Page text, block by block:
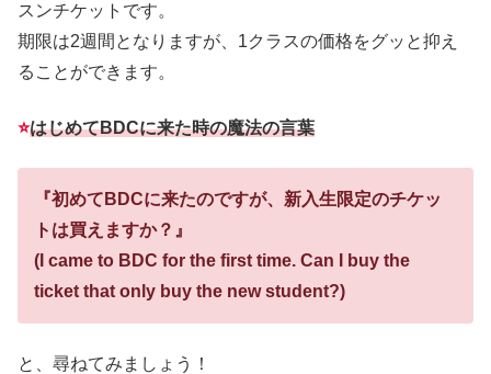
スンチケットです。
期限は2週間となりますが、1クラスの価格をグッと抑え
ることができます。
⭐はじめてBDCに来た時の魔法の言葉
『初めてBDCに来たのですが、新入生限定のチケッ
トは買えますか？』
(I came to BDC for the first time. Can I buy the
ticket that only buy the new student?)
と、尋ねてみましょう！